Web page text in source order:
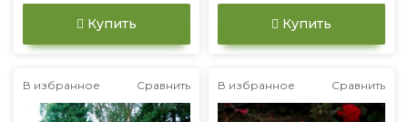
Купить Купить
В избранное Сравнить В избранное Сравнить